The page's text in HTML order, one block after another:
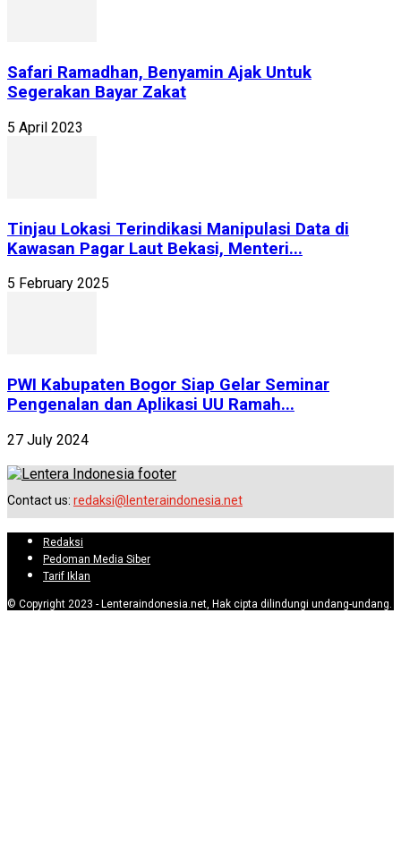
Safari Ramadhan, Benyamin Ajak Untuk
Segerakan Bayar Zakat
5 April 2023
Tinjau Lokasi Terindikasi Manipulasi Data di
Kawasan Pagar Laut Bekasi, Menteri...
5 February 2025
PWI Kabupaten Bogor Siap Gelar Seminar
Pengenalan dan Aplikasi UU Ramah...
27 July 2024
Contact us: redaksi@lenteraindonesia.net
Redaksi
Pedoman Media Siber
Tarif Iklan
© Copyright 2023 - Lenteraindonesia.net, Hak cipta dilindungi undang-undang.